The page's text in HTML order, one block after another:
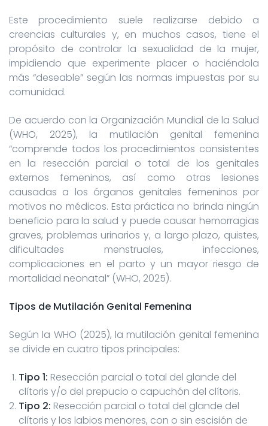
Este procedimiento suele realizarse debido a
creencias culturales y, en muchos casos, tiene el
propósito de controlar la sexualidad de la mujer,
impidiendo que experimente placer o haciéndola
más “deseable” según las normas impuestas por su
comunidad.
De acuerdo con la Organización Mundial de la Salud
(WHO, 2025), la mutilación genital femenina
“comprende todos los procedimientos consistentes
en la resección parcial o total de los genitales
externos femeninos, así como otras lesiones
causadas a los órganos genitales femeninos por
motivos no médicos. Esta práctica no brinda ningún
beneficio para la salud y puede causar hemorragias
graves, problemas urinarios y, a largo plazo, quistes,
dificultades menstruales, infecciones,
complicaciones en el parto y un mayor riesgo de
mortalidad neonatal” (WHO, 2025).
Tipos de Mutilación Genital Femenina
Según la WHO (2025), la mutilación genital femenina
se divide en cuatro tipos principales:
Tipo 1: Resección parcial o total del glande del
clítoris y/o del prepucio o capuchón del clítoris.
Tipo 2: Resección parcial o total del glande del
clítoris y los labios menores, con o sin escisión de